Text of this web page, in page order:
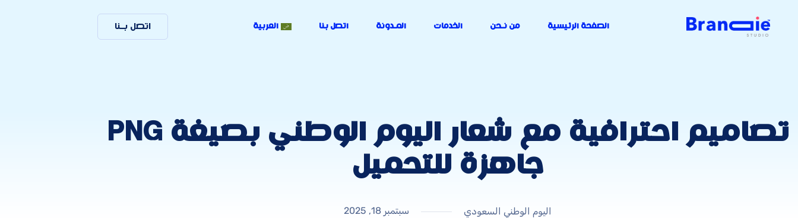
الصفحة الرئيسية من نـحن الخدمات المـدونة اتصل بنا العربية اتصل بـنا
تصاميم احترافية مع شعار اليوم الوطني بصيغة PNG
جاهزة للتحميل
اليوم الوطني السعودي سبتمبر 18, 2025